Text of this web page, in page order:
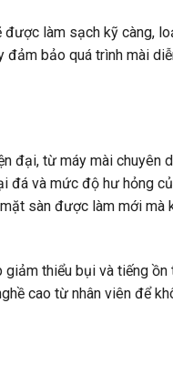
làm sạch kỹ càng,
bảo quá trình mài
đại, từ máy mài chuyên
đá và mức độ hư hỏng
sàn được làm mới mà
thiểu bụi và tiếng ồn
cao từ nhân viên để